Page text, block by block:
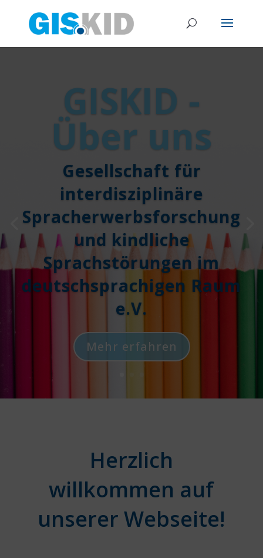
GISKID -
Über uns
Gesellschaft für
interdisziplinäre
Spracherwerbsforschung
und kindliche
Sprachstörungen im
deutschsprachigen Raum
e.V.
Mehr erfahren
Herzlich
willkommen auf
unserer Webseite!